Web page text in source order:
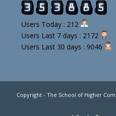
Users Today : 212
Users Last 7 days : 2172